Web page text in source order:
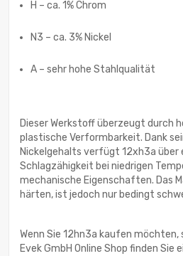
H – ca. 1% Chrom
N3 – ca. 3% Nickel
A – sehr hohe Stahlqualität
Dieser Werkstoff überzeugt durch
plastische Verformbarkeit. Dank
Nickelgehalts verfügt 12xh3a über
Schlagzähigkeit bei niedrigen
mechanische Eigenschaften. Das
härten, ist jedoch nur bedingt
Wenn Sie 12hn3a kaufen möchten,
Evek GmbH Online Shop finden Sie